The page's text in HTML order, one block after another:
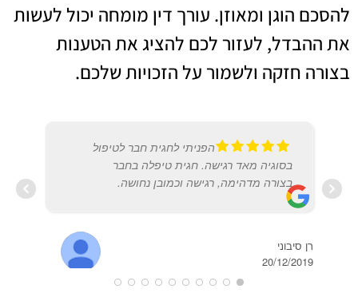
להסכם הוגן ומאוזן. עורך דין מומחה יכול לעשות
את ההבדל, לעזור לכם להציג את הטענות
בצורה חזקה ולשמור על הזכויות שלכם.
הפניתי לחגית חבר לטיפול
בסוגיה מאד רגישה. חגית טיפלה בחבר
בצורה מדהימה, רגישה וכמובן נחושה.
רן סיבוני
20/12/2019